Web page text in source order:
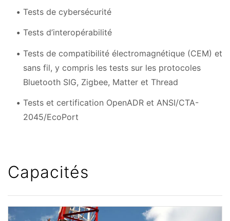
Tests de cybersécurité
Tests d’interopérabilité
Tests de compatibilité électromagnétique (CEM) et
sans fil, y compris les tests sur les protocoles
Bluetooth SIG, Zigbee, Matter et Thread
Tests et certification OpenADR et ANSI/CTA-
2045/EcoPort
Capacités